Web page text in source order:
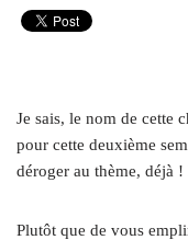
Je sais, le nom de cette
pour cette deuxième
déroger au thème, déjà !
Plutôt que de vous